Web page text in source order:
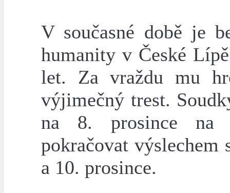
V současné době je
humanity v České
let. Za vraždu mu
výjimečný trest.
na 8. prosince na
pokračovat výslechem
a 10. prosince.